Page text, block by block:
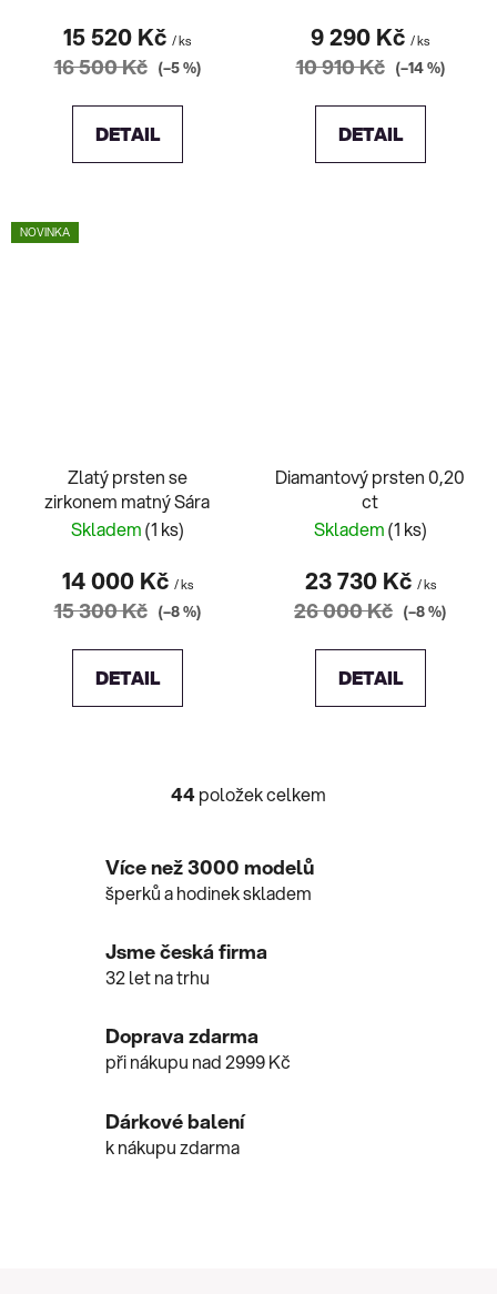
15 520 Kč / ks
16 500 Kč (–5 %)
DETAIL
9 290 Kč / ks
10 910 Kč (–14 %)
DETAIL
NOVINKA
Zlatý prsten se
zirkonem matný Sára
Skladem(1 ks)
14 000 Kč / ks
15 300 Kč (–8 %)
DETAIL
Diamantový prsten 0,20
ct
Skladem(1 ks)
23 730 Kč / ks
26 000 Kč (–8 %)
DETAIL
O
á
d
c
v
k
44položek celkem
Více než 3000 modelů
šperků a hodinek skladem
Jsme česká firma
32 let na trhu
Doprava zdarma
při nákupu nad 2999 Kč
Dárkové balení
k nákupu zdarma